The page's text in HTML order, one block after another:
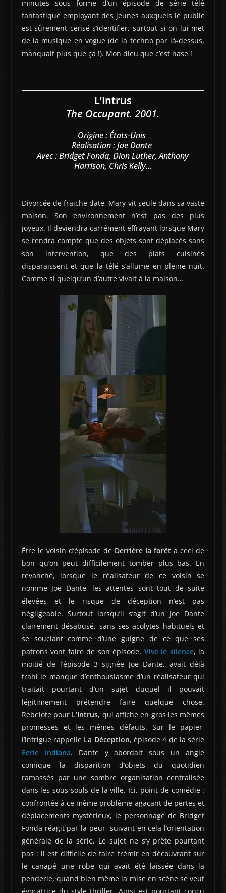
minutes sous forme d’un épisode de série télé
fantastique employant des jeunes auxquels le public
est sûrement censé s’identifier, surtout si on lui met
de la musique en vogue (de la techno par là-dessus,
manquait plus que ça !). Mon dieu que c’est nase !
L’Intrus
The Occupant. 2001.
Origine : États-Unis
Réalisation : Joe Dante
Avec : Bridget Fonda, Dion Luther, Anthony
Harrison, Chris Kelly…
Divorcée de fraiche date, Mary vit seule dans sa vaste
maison. Son environnement n’est pas des plus
joyeux. Il deviendra carrément effrayant lorsque Mary
se rendra compte que des objets sont déplacés sans
son intervention, que des plats cuisinés
disparaissent et que la télé s’allume en pleine nuit.
Comme si quelqu’un d’autre vivait à la maison…
Être le voisin d’épisode de Derrière la forêt a ceci de
bon qu’on peut difficilement tomber plus bas. En
revanche, lorsque le réalisateur de ce voisin se
nomme Joe Dante, les attentes sont tout de suite
élevées et le risque de déception n’est pas
négligeable. Surtout lorsqu’il s’agit d’un Joe Dante
clairement désabusé, sans ses acolytes habituels et
se souciant comme d’une guigne de ce que ses
patrons vont faire de son épisode. Vive le silence, la
moitié de l’épisode 3 signée Joe Dante, avait déjà
trahi le manque d’enthousiasme d’un réalisateur qui
traitait pourtant d’un sujet duquel il pouvait
légitimement prétendre faire quelque chose.
Rebelote pour L’Intrus, qui affiche en gros les mêmes
promesses et les mêmes défauts. Sur le papier,
l’intrigue rappelle La Déception, épisode 4 de la série
Eerie Indiana. Dante y abordait sous un angle
comique la disparition d’objets du quotidien
ramassés par une sombre organisation centralisée
dans les sous-souls de la ville. Ici, point de comédie :
confrontée à ce même problème agaçant de pertes et
déplacements mystérieux, le personnage de Bridget
Fonda réagit par la peur, suivant en cela l’orientation
générale de la série. Le sujet ne s’y prête pourtant
pas : il est difficile de faire frémir en découvrant sur
le canapé une robe qui avait été laissée dans la
penderie, quand bien même la mise en scène se veut